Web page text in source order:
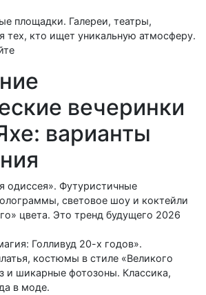
площадки. Галереи, театры,
тех, кто ищет уникальную атмосферу.
вечеринки
варианты
одиссея». Футуристичные
световое шоу и коктейли
цвета. Это тренд будущего 2026
Голливуд 20-х годов».
костюмы в стиле «Великого
и шикарные фотозоны. Классика,
в моде.